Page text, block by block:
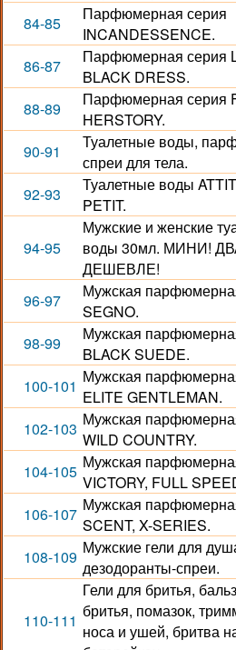
84-85
Парфюмерная серия
INCANDESSENCE.
86-87
Парфюмерная серия
BLACK DRESS.
88-89
Парфюмерная серия
HERSTORY.
90-91
Туалетные воды,
спреи для тела.
92-93
Туалетные воды
PETIT.
94-95
Мужские и женские
воды 30мл. МИНИ!
ДЕШЕВЛЕ!
96-97
Мужская
SEGNO.
98-99
Мужская
BLACK SUEDE.
100-101 Мужская
ELITE GENTLEMAN.
102-103 Мужская
WILD COUNTRY.
104-105 Мужская
VICTORY, FULL
106-107 Мужская
SCENT, X-SERIES.
108-109 Мужские гели для
дезодоранты-спреи.
110-111
Гели для бритья,
бритья, помазок,
носа и ушей, бритва